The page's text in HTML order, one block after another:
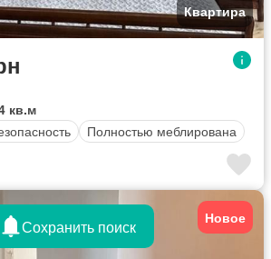
Квартира
кв.м
Полностью меблирована
Новое
Сохранить поиск